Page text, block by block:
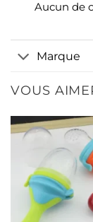
Aucun de
Marque
VOUS